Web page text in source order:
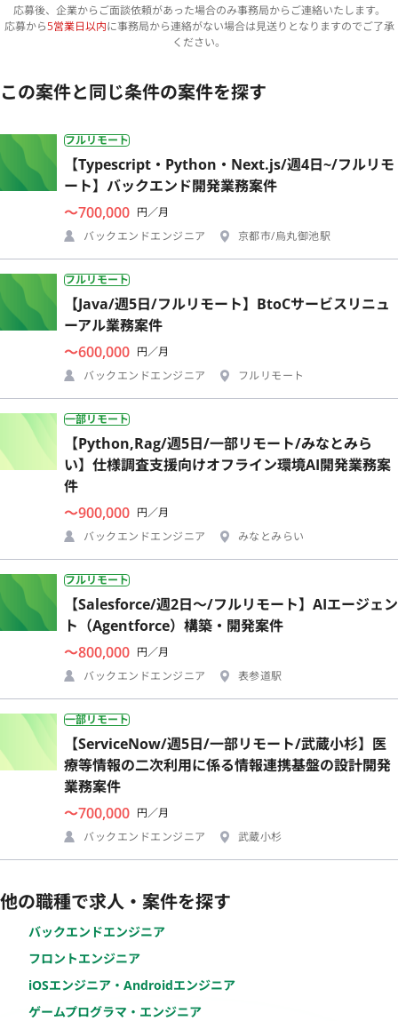
応募後、企業からご面談依頼があった場合のみ事務局からご連絡いたします。
応募から5営業日以内に事務局から連絡がない場合は見送りとなりますのでご了承
ください。
この案件と同じ条件の案件を探す
フルリモート
【Typescript・Python・Next.js/週4日~/フルリモ
ート】バックエンド開発業務案件
〜700,000 円／月
バックエンドエンジニア
京都市/烏丸御池駅
フルリモート
【Java/週5日/フルリモート】BtoCサービスリニュ
ーアル業務案件
〜600,000 円／月
バックエンドエンジニア
フルリモート
一部リモート
【Python,Rag/週5日/一部リモート/みなとみら
い】仕様調査支援向けオフライン環境AI開発業務案
件
〜900,000 円／月
バックエンドエンジニア
みなとみらい
フルリモート
【Salesforce/週2日〜/フルリモート】AIエージェン
ト（Agentforce）構築・開発案件
〜800,000 円／月
バックエンドエンジニア
表参道駅
一部リモート
【ServiceNow/週5日/一部リモート/武蔵小杉】医
療等情報の二次利用に係る情報連携基盤の設計開発
業務案件
〜700,000 円／月
バックエンドエンジニア
武蔵小杉
他の職種で求人・案件を探す
バックエンドエンジニア
フロントエンジニア
iOSエンジニア・Androidエンジニア
ゲームプログラマ・エンジニア